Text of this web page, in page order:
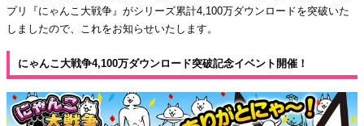
プリ『にゃんこ大戦争』がシリーズ累計4,100万ダウンロードを突破いた
しましたので、これをお知らせいたします。
にゃんこ大戦争4,100万ダウンロード突破記念イベント開催！